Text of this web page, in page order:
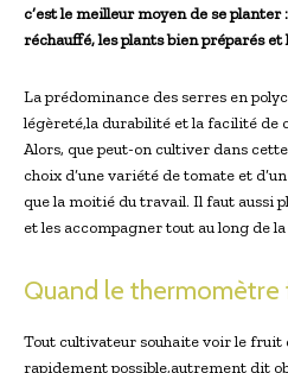
c’est le meilleur moyen de se planter
réchauffé, les plants bien préparés
La prédominance des serres en
légèreté,la durabilité et la facilité de
Alors, que peut-on cultiver dans
choix d’une variété de tomate et
que la moitié du travail. Il faut aussi
et les accompagner tout au long de la
Quand le thermomètre
Tout cultivateur souhaite voir le fruit
rapidement possible,autrement dit